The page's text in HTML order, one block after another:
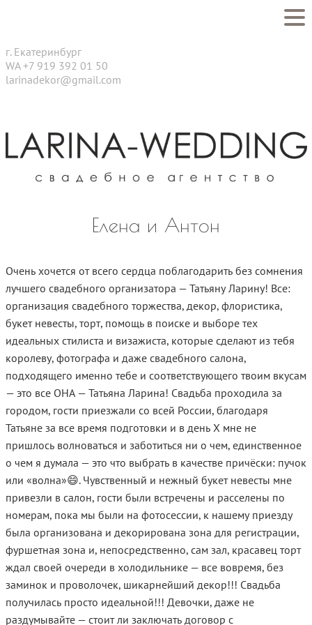
г. Екатеринбург
WA +7 919 392 01 50
larinadekor@gmail.com
Елена и Антон
Очень хочется от всего сердца поблагодарить без сомнения
лучшего свадебного организатора — Татьяну Ларину! Все:
организация свадебного торжества, декор, флористика,
букет невесты, торт, помощь в поиске и выборе тех
идеальных стилиста и визажиста, которые сделают из тебя
королеву, фотографа и даже свадебного салона,
подходящего именно тебе и соответствующего твоим вкусам
— это все ОНА — Татьяна Ларина! Свадьба проходила за
городом, гости приезжали со всей России, благодаря
Татьяне за все время подготовки и в день Х мне не
пришлось волноваться и заботиться ни о чем, единственное
о чем я думала — это что выбрать в качестве причёски: пучок
или «волна»😄. Чувственный и нежный букет невесты мне
привезли в салон, гости были встречены и расселены по
номерам, пока мы были на фотосессии, к нашему приезду
была организована и декорирована зона для регистрации,
фуршетная зона и, непосредственно, сам зал, красавец торт
ждал своей очереди в холодильнике — все вовремя, без
заминок и проволочек, шикарнейший декор!!! Свадьба
получилась просто идеальной!!! Девочки, даже не
раздумывайте — стоит ли заключать договор с